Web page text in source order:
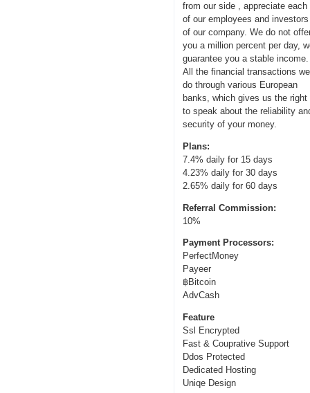
from our side , appreciate each
of our employees and investors
of our company. We do not
you a million percent per day,
guarantee you a stable income.
All the financial transactions we
do through various European
banks, which gives us the right
to speak about the reliability
security of your money.
Plans:
7.4% daily for 15 days
4.23% daily for 30 days
2.65% daily for 60 days
Referral Commission:
10%
Payment Processors:
PerfectMoney
Payeer
฿Bitcoin
AdvCash
Feature
Ssl Encrypted
Fast & Couprative Support
Ddos Protected
Dedicated Hosting
Uniqe Design